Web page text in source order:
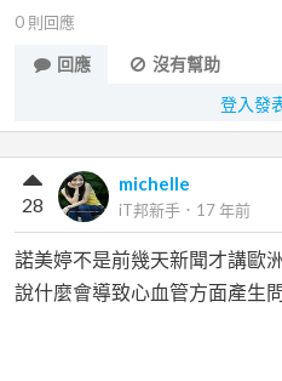
0 則回應
回應
沒有幫助
登入發
michelle
iT邦新手 ． 17 年前
28
諾美婷不是前幾天新聞才講歐
說什麼會導致心血管方面產生